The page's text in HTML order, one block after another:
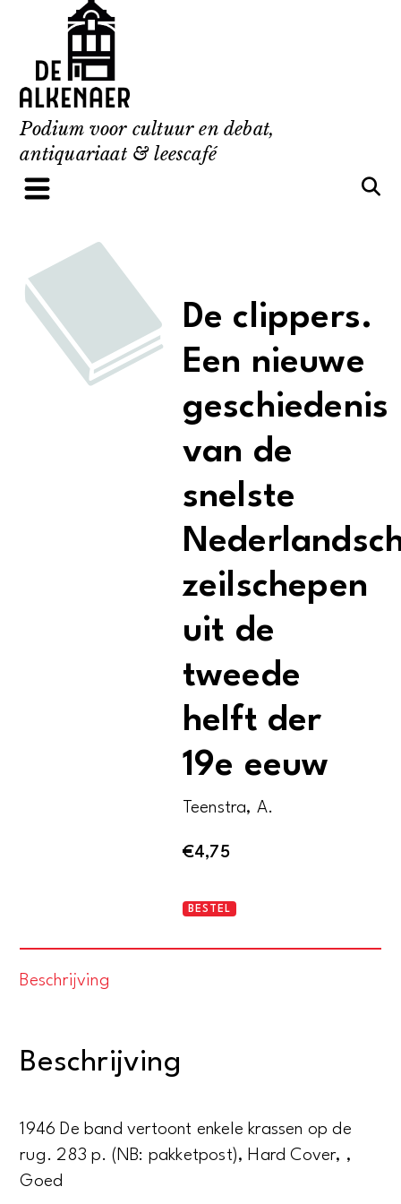
content
Podium voor cultuur en debat,
antiquariaat & leescafé
De clippers.
Een nieuwe
geschiedenis
van de
snelste
zeilschepen
uit de
tweede
helft der
19e eeuw
Teenstra, A.
€4,75
De
zeilschepen
uit
BESTEL
Beschrijving
Beschrijving
1946 De band vertoont enkele krassen op de
rug. 283 p. (NB: pakketpost), Hard Cover, ,
Goed